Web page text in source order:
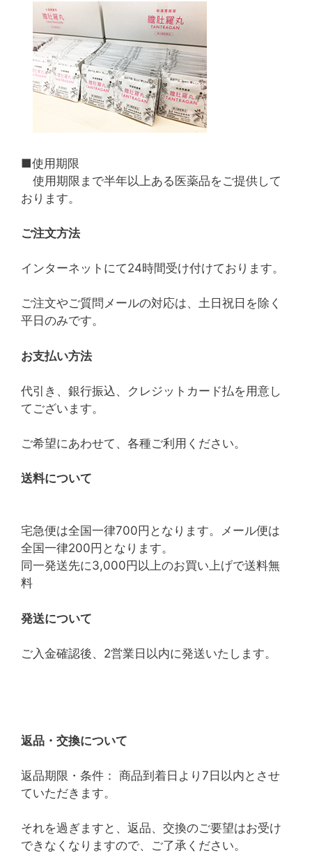
■使用期限
使用期限まで半年以上ある医薬品をご提供して
おります。
ご注文方法
インターネットにて24時間受け付けております。
ご注文やご質問メールの対応は、土日祝日を除く
平日のみです。
お支払い方法
代引き、銀行振込、クレジットカード払を用意し
てございます。
ご希望にあわせて、各種ご利用ください。
送料について
宅急便は全国一律700円となります。メール便は
全国一律200円となります。
同一発送先に3,000円以上のお買い上げで送料無
料
発送について
ご入金確認後、2営業日以内に発送いたします。
返品・交換について
返品期限・条件： 商品到着日より7日以内とさせ
ていただきます。
それを過ぎますと、返品、交換のご要望はお受け
できなくなりますので、ご了承ください。